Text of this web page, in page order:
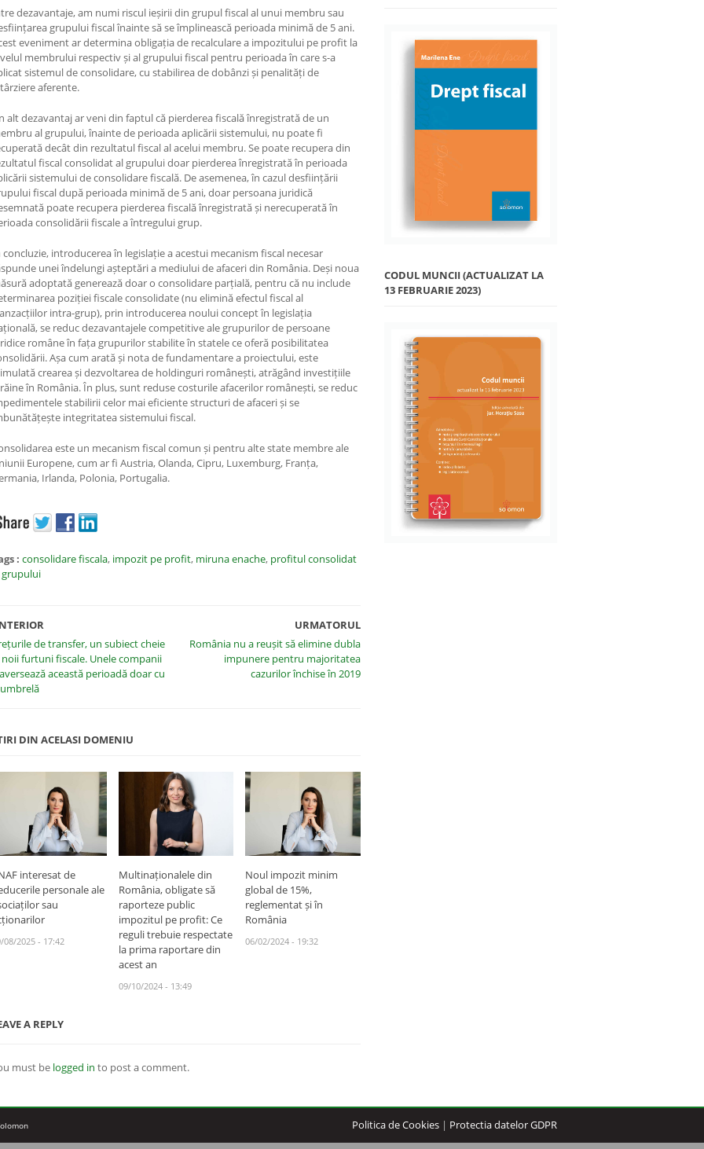
dezavantaje, am numi riscul ieșirii din grupul fiscal al unui membru sau
grupului fiscal înainte să se împlinească perioada minimă de 5 ani.
eveniment ar determina obligația de recalculare a impozitului pe profit la
membrului respectiv și al grupului fiscal pentru perioada în care s-a
sistemul de consolidare, cu stabilirea de dobânzi și penalități de
aferente.
alt dezavantaj ar veni din faptul că pierderea fiscală înregistrată de un
al grupului, înainte de perioada aplicării sistemului, nu poate fi
decât din rezultatul fiscal al acelui membru. Se poate recupera din
fiscal consolidat al grupului doar pierderea înregistrată în perioada
sistemului de consolidare fiscală. De asemenea, în cazul desființării
fiscal după perioada minimă de 5 ani, doar persoana juridică
poate recupera pierderea fiscală înregistrată și nerecuperată în
consolidării fiscale a întregului grup.
concluzie, introducerea în legislație a acestui mecanism fiscal necesar
unei îndelungi așteptări a mediului de afaceri din România. Deși noua
adoptată generează doar o consolidare parțială, pentru că nu include
poziției fiscale consolidate (nu elimină efectul fiscal al
intra-grup), prin introducerea noului concept în legislația
se reduc dezavantajele competitive ale grupurilor de persoane
române în fața grupurilor stabilite în statele ce oferă posibilitatea
Așa cum arată și nota de fundamentare a proiectului, este
crearea și dezvoltarea de holdinguri românești, atrăgând investițiile
în România. În plus, sunt reduse costurile afacerilor românești, se reduc
stabilirii celor mai eficiente structuri de afaceri și se
integritatea sistemului fiscal.
este un mecanism fiscal comun și pentru alte state membre ale
Europene, cum ar fi Austria, Olanda, Cipru, Luxemburg, Franța,
Irlanda, Polonia, Portugalia.
: consolidare fiscala, impozit pe profit, miruna enache, profitul consolidat
grupului
de transfer, un subiect cheie
noii furtuni fiscale. Unele companii
această perioadă doar cu
URMATORUL
România nu a reușit să elimine dubla
impunere pentru majoritatea
cazurilor închise în 2019
DIN ACELASI DOMENIU
interesat de
personale ale
sau
08/2025 - 17:42
Multinaționalele din
România, obligate să
raporteze public
impozitul pe profit: Ce
reguli trebuie respectate
la prima raportare din
acest an
09/10/2024 - 13:49
Noul impozit minim
global de 15%,
reglementat și în
România
06/02/2024 - 19:32
A REPLY
must be logged in to post a comment.
CODUL MUNCII (ACTUALIZAT LA
13 FEBRUARIE 2023)
Politica de Cookies | Protectia datelor GDPR